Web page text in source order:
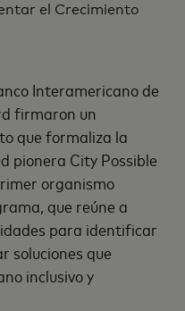
el Crecimiento
Interamericano de
firmaron un
que formaliza la
pionera City Possible
organismo
que reúne a
para identificar
soluciones que
inclusivo y